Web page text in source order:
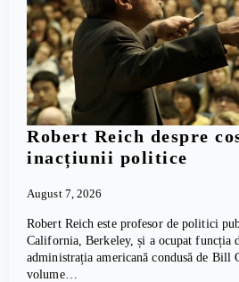
Robert Reich despre
inacțiunii politice
August 7, 2026
Robert Reich este profesor de politici
California, Berkeley, și a ocupat funcția
administrația americană condusă de
volume…